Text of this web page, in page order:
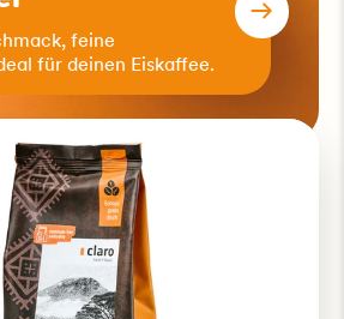
feine
für deinen Eiskaffee.